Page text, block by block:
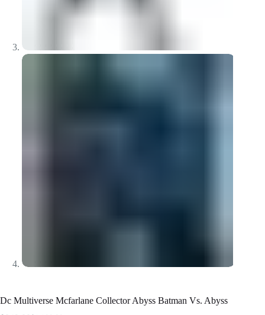
Dc Multiverse Mcfarlane Collector Abyss Batman Vs. Abyss